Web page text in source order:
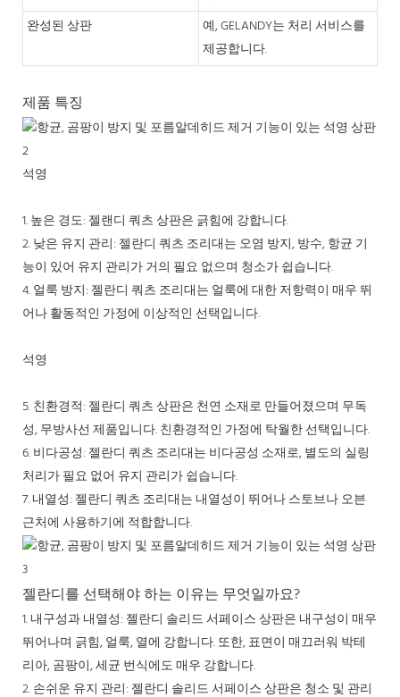
완성된 상판
예, GELANDY는 처리 서비스를
제공합니다.
제품 특징
석영
1. 높은 경도: 젤랜디 쿼츠 상판은 긁힘에 강합니다.
2. 낮은 유지 관리: 젤란디 쿼츠 조리대는 오염 방지, 방수, 항균 기
능이 있어 유지 관리가 거의 필요 없으며 청소가 쉽습니다.
4. 얼룩 방지: 젤란디 쿼츠 조리대는 얼룩에 대한 저항력이 매우 뛰
어나 활동적인 가정에 이상적인 선택입니다.
석영
5. 친환경적: 젤란디 쿼츠 상판은 천연 소재로 만들어졌으며 무독
성, 무방사선 제품입니다. 친환경적인 가정에 탁월한 선택입니다.
6. 비다공성: 젤란디 쿼츠 조리대는 비다공성 소재로, 별도의 실링
처리가 필요 없어 유지 관리가 쉽습니다.
7. 내열성: 젤란디 쿼츠 조리대는 내열성이 뛰어나 스토브나 오븐
근처에 사용하기에 적합합니다.
젤란디를 선택해야 하는 이유는 무엇일까요?
1. 내구성과 내열성: 젤란디 솔리드 서페이스 상판은 내구성이 매우
뛰어나며 긁힘, 얼룩, 열에 강합니다. 또한, 표면이 매끄러워 박테
리아, 곰팡이, 세균 번식에도 매우 강합니다.
2. 손쉬운 유지 관리: 젤란디 솔리드 서페이스 상판은 청소 및 관리